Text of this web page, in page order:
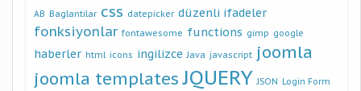
AB Baglantilar css datepicker düzenli ifadeler
fonksiyonlar fontawesome functions gimp google
haberler html icons ingilizce Java javascript joomla
joomla templates JQUERY JSON Login Form